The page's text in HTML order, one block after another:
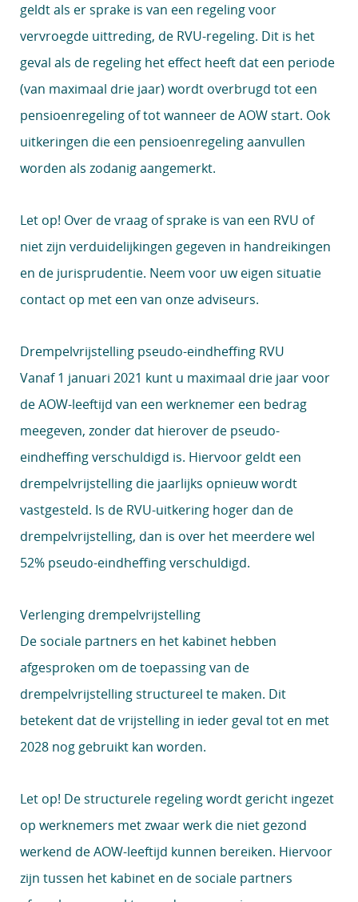
geldt als er sprake is van een regeling voor
vervroegde uittreding, de RVU-regeling. Dit is het
geval als de regeling het effect heeft dat een periode
(van maximaal drie jaar) wordt overbrugd tot een
pensioenregeling of tot wanneer de AOW start. Ook
uitkeringen die een pensioenregeling aanvullen
worden als zodanig aangemerkt.
Let op! Over de vraag of sprake is van een RVU of
niet zijn verduidelijkingen gegeven in handreikingen
en de jurisprudentie. Neem voor uw eigen situatie
contact op met een van onze adviseurs.
Drempelvrijstelling pseudo-eindheffing RVU
Vanaf 1 januari 2021 kunt u maximaal drie jaar voor
de AOW-leeftijd van een werknemer een bedrag
meegeven, zonder dat hierover de pseudo-
eindheffing verschuldigd is. Hiervoor geldt een
drempelvrijstelling die jaarlijks opnieuw wordt
vastgesteld. Is de RVU-uitkering hoger dan de
drempelvrijstelling, dan is over het meerdere wel
52% pseudo-eindheffing verschuldigd.
Verlenging drempelvrijstelling
De sociale partners en het kabinet hebben
afgesproken om de toepassing van de
drempelvrijstelling structureel te maken. Dit
betekent dat de vrijstelling in ieder geval tot en met
2028 nog gebruikt kan worden.
Let op! De structurele regeling wordt gericht ingezet
op werknemers met zwaar werk die niet gezond
werkend de AOW-leeftijd kunnen bereiken. Hiervoor
zijn tussen het kabinet en de sociale partners